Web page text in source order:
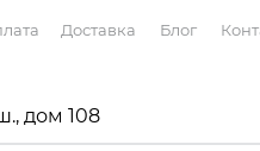
Доставка Блог
дом 108